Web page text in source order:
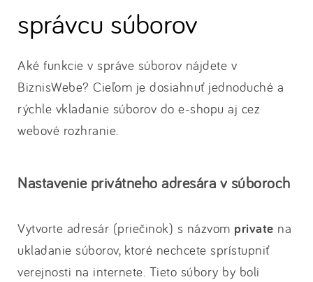
správcu súborov
Aké funkcie v správe súborov nájdete v
BiznisWebe? Cieľom je dosiahnuť jednoduché a
rýchle vkladanie súborov do e-shopu aj cez
webové rozhranie.
Nastavenie privátneho adresára v súboroch
Vytvorte adresár (priečinok) s názvom private na
ukladanie súborov, ktoré nechcete sprístupniť
verejnosti na internete. Tieto súbory by boli